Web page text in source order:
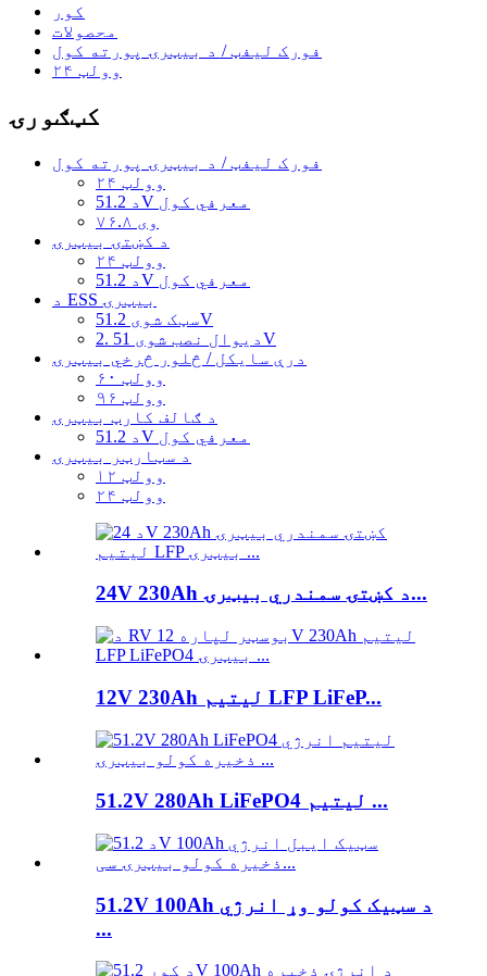
کور
محصولات
فورک لیفټ / د بیټرۍ پورته کول
۲۴ وولټ
کټګورۍ
فورک لیفټ / د بیټرۍ پورته کول
۲۴ وولټ
د 51.2V معرفي کول
۷۶.۸ وی
د کښتۍ بیټرۍ
۲۴ وولټ
د 51.2V معرفي کول
د ESS بیټرۍ
سټک شوی 51.2V
دیوال نصب شوی 51 .2V
درې سایکل / څلور څرخي بیټرۍ
۶۰ وولټ
۹۶ وولټ
د ګالف کارټ بیټرۍ
د 51.2V معرفي کول
د سټارټر بیټرۍ
۱۲ وولټ
۲۴ وولټ
24V 230Ah د کښتۍ سمندري بیټرۍ...
12V 230Ah لیتیم LFP LiFeP...
51.2V 280Ah LiFePO4 لیتیم ...
51.2V 100Ah د سټیک کولو وړ انرژي
...